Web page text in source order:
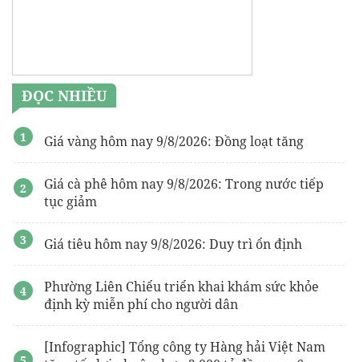
ĐỌC NHIỀU
Giá vàng hôm nay 9/8/2026: Đồng loạt tăng
Giá cà phê hôm nay 9/8/2026: Trong nước tiếp
tục giảm
Giá tiêu hôm nay 9/8/2026: Duy trì ổn định
Phường Liên Chiểu triển khai khám sức khỏe
định kỳ miễn phí cho người dân
[Infographic] Tổng công ty Hàng hải Việt Nam